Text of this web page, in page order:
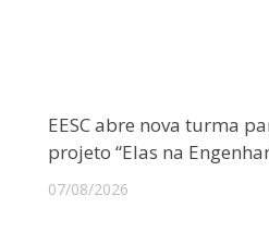
EESC abre nova turma
projeto “Elas na
07/08/2026